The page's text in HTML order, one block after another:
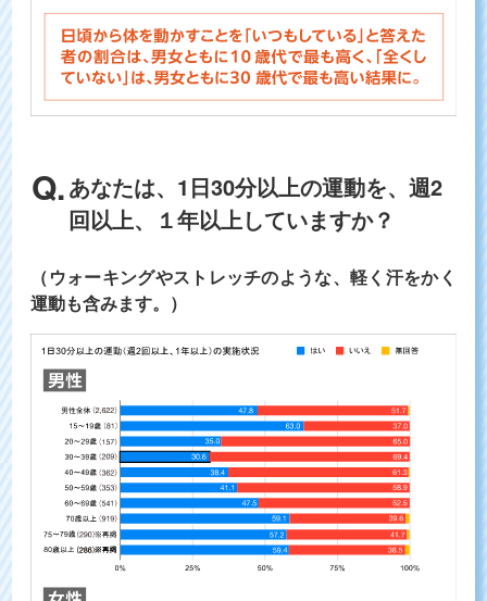
あなたは、1日30分以上の運動を、週2
回以上、１年以上していますか？
（ウォーキングやストレッチのような、軽く汗をかく
運動も含みます。）